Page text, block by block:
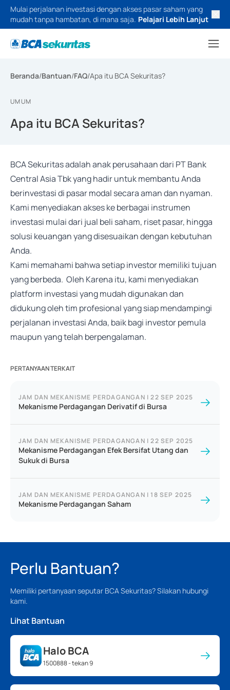
Mulai perjalanan investasi dengan akses pasar saham yang
mudah tanpa hambatan, di mana saja. Pelajari Lebih Lanjut
Beranda/Bantuan/FAQ/Apa itu BCA Sekuritas?
UMUM
Apa itu BCA Sekuritas?
BCA Sekuritas adalah anak perusahaan dari PT Bank
Central Asia Tbk yang hadir untuk membantu Anda
berinvestasi di pasar modal secara aman dan nyaman.
Kami menyediakan akses ke berbagai instrumen
investasi mulai dari jual beli saham, riset pasar, hingga
solusi keuangan yang disesuaikan dengan kebutuhan
Anda.
Kami memahami bahwa setiap investor memiliki tujuan
yang berbeda. Oleh Karena itu, kami menyediakan
platform investasi yang mudah digunakan dan
didukung oleh tim profesional yang siap mendampingi
perjalanan investasi Anda, baik bagi investor pemula
maupun yang telah berpengalaman.
PERTANYAAN TERKAIT
JAM DAN MEKANISME PERDAGANGAN | 22 SEP 2025
Mekanisme Perdagangan Derivatif di Bursa
JAM DAN MEKANISME PERDAGANGAN | 22 SEP 2025
Mekanisme Perdagangan Efek Bersifat Utang dan
Sukuk di Bursa
JAM DAN MEKANISME PERDAGANGAN | 18 SEP 2025
Mekanisme Perdagangan Saham
Perlu Bantuan?
Memiliki pertanyaan seputar BCA Sekuritas? Silakan hubungi
kami.
Lihat Bantuan
Halo BCA
1500888 - tekan 9